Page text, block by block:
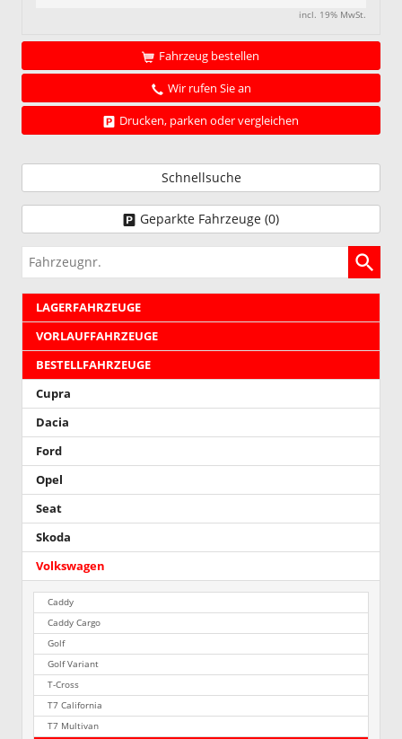
incl. 19% MwSt.
Fahrzeug bestellen
Wir rufen Sie an
Drucken, parken oder vergleichen
Schnellsuche
Geparkte Fahrzeuge (0)
Fahrzeugnr.
LAGERFAHRZEUGE
VORLAUFFAHRZEUGE
BESTELLFAHRZEUGE
Cupra
Dacia
Ford
Opel
Seat
Skoda
Volkswagen
Caddy
Caddy Cargo
Golf
Golf Variant
T-Cross
T7 California
T7 Multivan